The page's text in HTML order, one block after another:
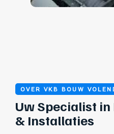
OVER VKB BOUW
Uw Specialist
& Installaties